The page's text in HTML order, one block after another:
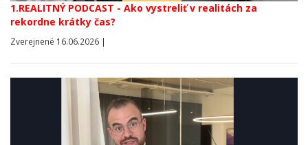
1.REALITNÝ PODCAST - Ako vystreliť v realitách za
rekordne krátky čas?
Zverejnené 16.06.2026 |